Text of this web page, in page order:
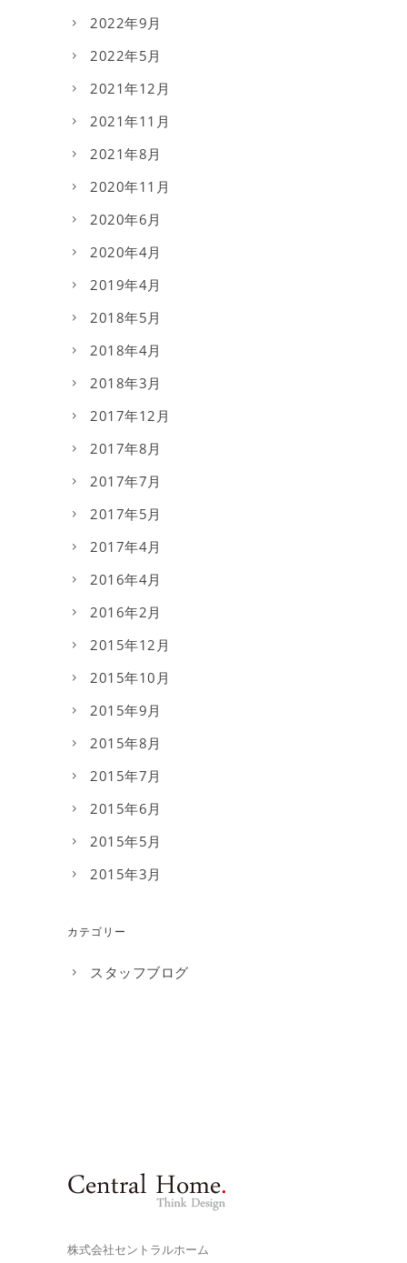
2022年9月
2022年5月
2021年12月
2021年11月
2021年8月
2020年11月
2020年6月
2020年4月
2019年4月
2018年5月
2018年4月
2018年3月
2017年12月
2017年8月
2017年7月
2017年5月
2017年4月
2016年4月
2016年2月
2015年12月
2015年10月
2015年9月
2015年8月
2015年7月
2015年6月
2015年5月
2015年3月
カテゴリー
スタッフブログ
株式会社セントラルホーム